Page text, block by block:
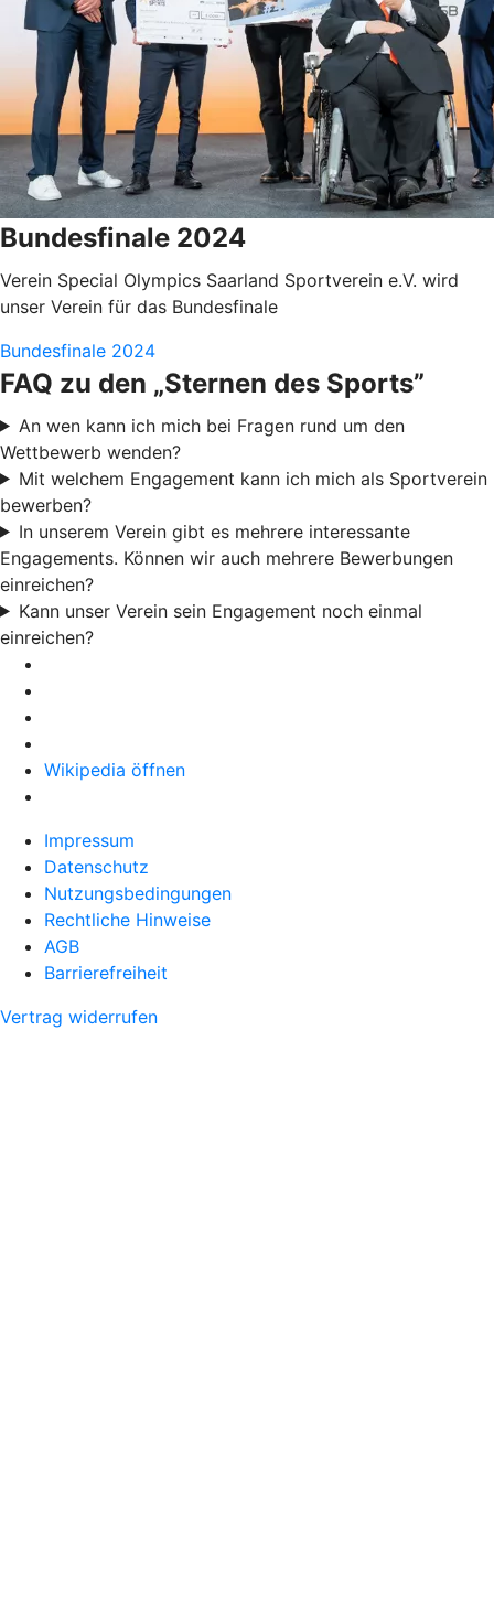
Bundesfinale 2024
Verein Special Olympics Saarland Sportverein e.V. wird
unser Verein für das Bundesfinale
Bundesfinale 2024
FAQ zu den „Sternen des Sports”
An wen kann ich mich bei Fragen rund um den
Wettbewerb wenden?
Mit welchem Engagement kann ich mich als Sportverein
bewerben?
In unserem Verein gibt es mehrere interessante
Engagements. Können wir auch mehrere Bewerbungen
einreichen?
Kann unser Verein sein Engagement noch einmal
einreichen?
Wikipedia öffnen
Impressum
Datenschutz
Nutzungsbedingungen
Rechtliche Hinweise
AGB
Barrierefreiheit
Vertrag widerrufen